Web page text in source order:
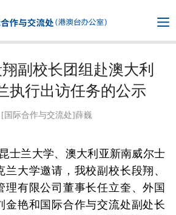
副校长团组赴澳大利
执行出访任务的公示
国际合作与交流处]薛巍
士兰大学、澳大利亚新南威尔士
兰大学邀请，我校副校长段翔、
理有限公司董事长任立奎、外国
金艳和国际合作与交流处副处长